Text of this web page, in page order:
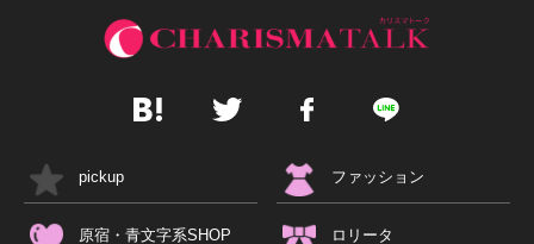
pickup ファッション
原宿・青文字系SHOP ロリータ